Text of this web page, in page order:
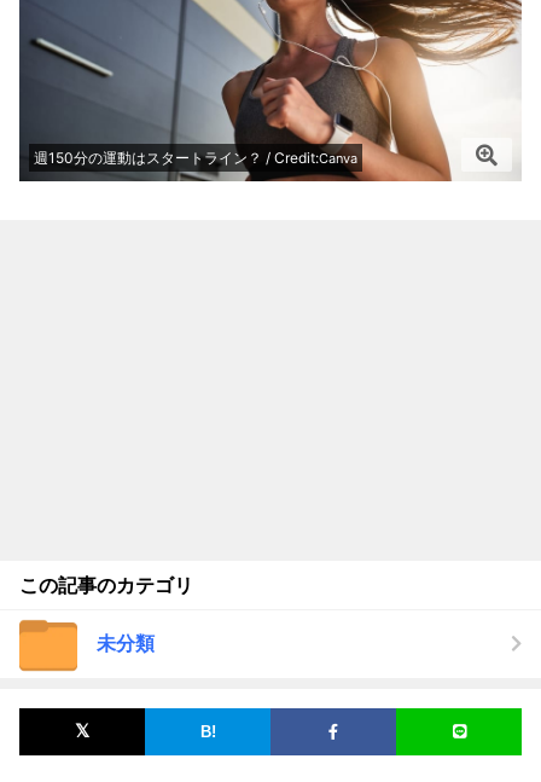
週150分の運動はスタートライン？ / Credit:Canva
この記事のカテゴリ
未分類